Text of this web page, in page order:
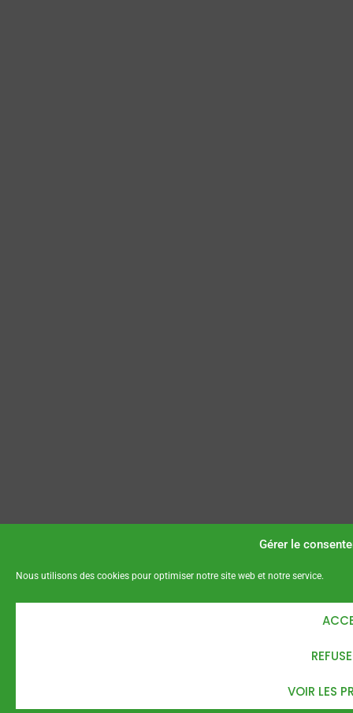
Gérer le
Nous utilisons des cookies pour optimiser notre site web et notre service.
VOIR LES